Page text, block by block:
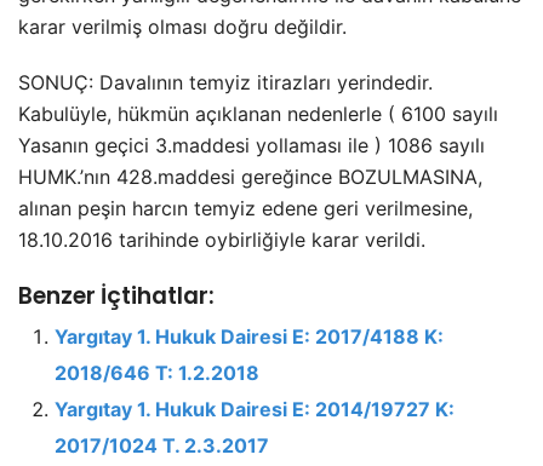
karar verilmiş olması doğru değildir.
SONUÇ: Davalının temyiz itirazları yerindedir.
Kabulüyle, hükmün açıklanan nedenlerle ( 6100 sayılı
Yasanın geçici 3.maddesi yollaması ile ) 1086 sayılı
HUMK.’nın 428.maddesi gereğince BOZULMASINA,
alınan peşin harcın temyiz edene geri verilmesine,
18.10.2016 tarihinde oybirliğiyle karar verildi.
Benzer İçtihatlar:
Yargıtay 1. Hukuk Dairesi E: 2017/4188 K:
2018/646 T: 1.2.2018
Yargıtay 1. Hukuk Dairesi E: 2014/19727 K:
2017/1024 T. 2.3.2017